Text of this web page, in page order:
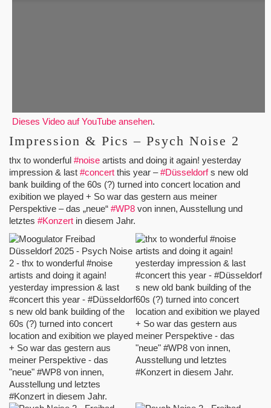
Dieses Video auf YouTube ansehen.
Impression & Pics – Psych Noise 2
thx to wonderful #noise artists and doing it again! yesterday
impression & last #concert this year –#Düsseldorfs new old
bank building of the 60s (?) turned into concert location and
exibition we played + So war das gestern aus meiner
Perspektive – das „neue“ #WP8 von innen, Ausstellung und
letztes #Konzert in diesem Jahr.